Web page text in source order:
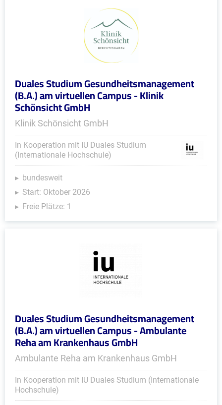
Duales Studium Gesundheitsmanagement
(B.A.) am virtuellen Campus - Klinik
Schönsicht GmbH
Klinik Schönsicht GmbH
In Kooperation mit IU Duales Studium
(Internationale Hochschule)
bundesweit
Start: Oktober 2026
Freie Plätze: 1
Duales Studium Gesundheitsmanagement
(B.A.) am virtuellen Campus - Ambulante
Reha am Krankenhaus GmbH
Ambulante Reha am Krankenhaus GmbH
In Kooperation mit IU Duales Studium (Internationale
Hochschule)